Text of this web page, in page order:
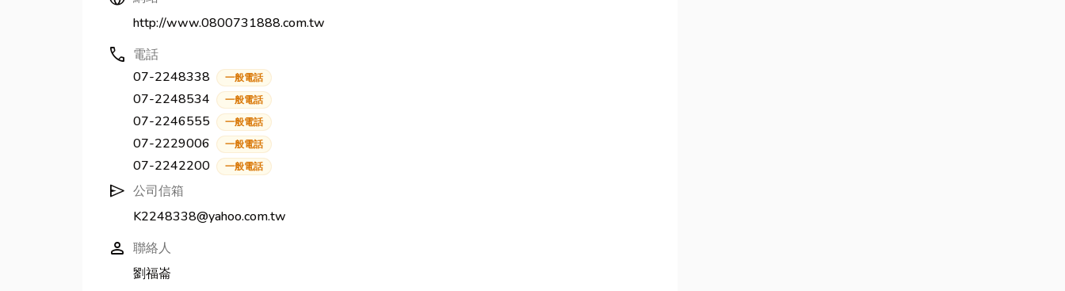
http://www.0800731888.com.tw
call 電話
07-2248338
一般電話
07-2248534 一般電話
07-2246555 一般電話
07-2229006 一般電話
07-2242200 一般電話
send 公司信箱
K2248338@yahoo.com.tw
person 聯絡人
劉福崙